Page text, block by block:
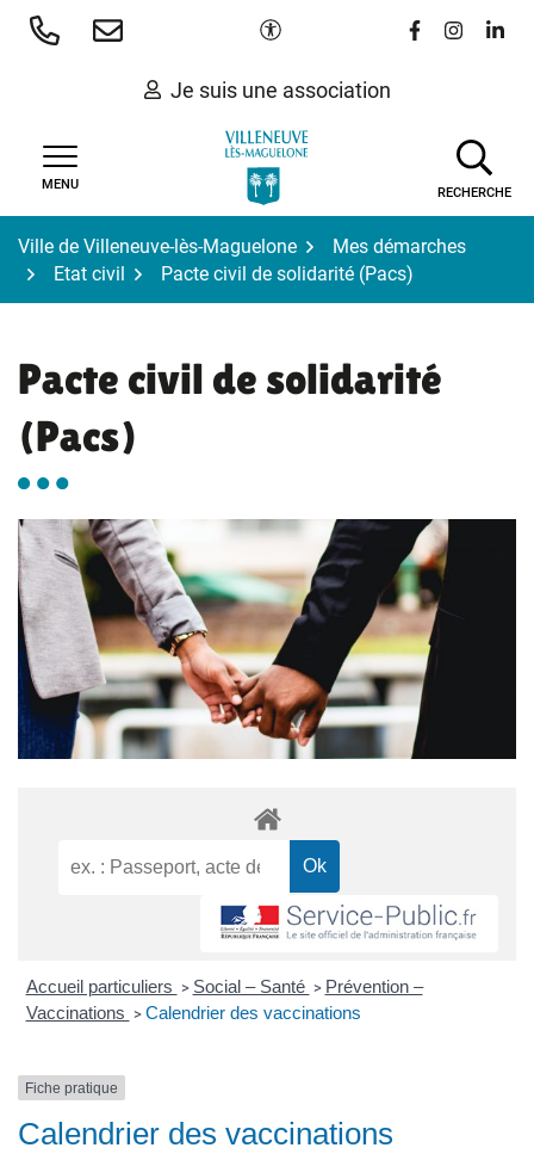
Aller
Paramètres d'accessibilité
Lien vers le
Lien vers
Lien
Je suis une association
MENU
RECHERCHE
Ville de Villeneuve-lès-Maguelone
Mes démarches
Etat civil
Pacte civil de solidarité (Pacs)
Pacte civil de solidarité
(Pacs)
Accueil particuliers > Social – Santé > Prévention –
Vaccinations > Calendrier des vaccinations
Fiche pratique
Calendrier des vaccinations